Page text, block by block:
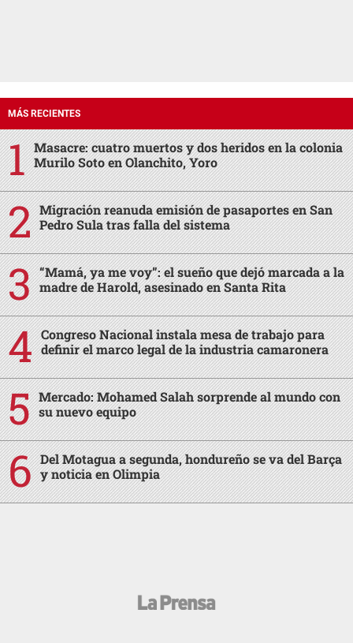
MÁS RECIENTES
Masacre: cuatro muertos y dos heridos en la colonia
Murilo Soto en Olanchito, Yoro
Migración reanuda emisión de pasaportes en San
Pedro Sula tras falla del sistema
“Mamá, ya me voy”: el sueño que dejó marcada a la
madre de Harold, asesinado en Santa Rita
Congreso Nacional instala mesa de trabajo para
definir el marco legal de la industria camaronera
Mercado: Mohamed Salah sorprende al mundo con
su nuevo equipo
Del Motagua a segunda, hondureño se va del Barça
y noticia en Olimpia